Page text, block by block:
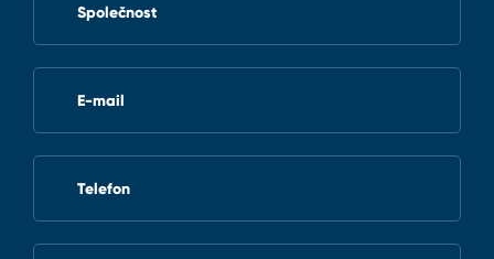
Společnost
E-mail
Telefon